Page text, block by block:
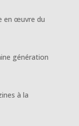
en œuvre du
génération
à la